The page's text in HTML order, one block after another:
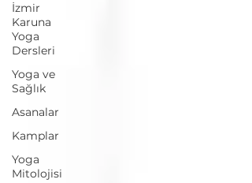
İzmir
Karuna
Yoga
Dersleri
Yoga ve
Sağlık
Asanalar
Kamplar
Yoga
Mitolojisi